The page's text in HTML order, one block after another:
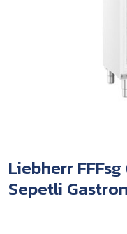
Liebherr
Sepetli